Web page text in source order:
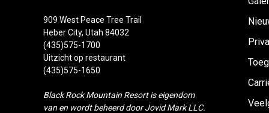
909 West Peace Tree Trail
Heber City, Utah 84032
(435)575-1700
Uitzicht op restaurant
(435)575-1650
Black Rock Mountain Resort is eigendom
van en wordt beheerd door Jovid Mark LLC.